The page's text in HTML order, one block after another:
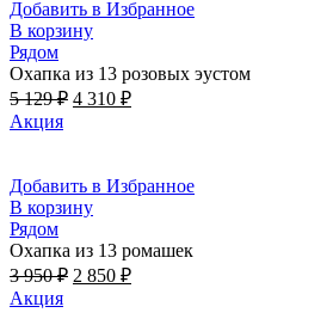
129 ₽.
Добавить в Избранное
В корзину
Рядом
Охапка из 13 розовых эустом
5 129₽ Первоначальная
129 ₽.
4 310 ₽Текущая
Акция
Добавить в Избранное
В корзину
Рядом
Охапка из 13 ромашек
3 950₽ Первоначальная
2 850 ₽Текущая
Акция